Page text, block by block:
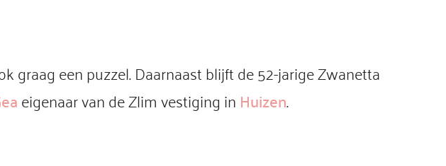
graag een puzzel. Daarnaast blijft de 52-jarige Zwanetta
eigenaar van de Zlim vestiging in Huizen.